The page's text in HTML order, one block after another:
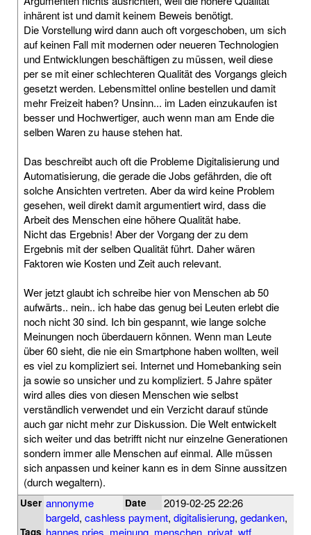
inhärent ist und damit keinem Beweis benötigt.
Die Vorstellung wird dann auch oft vorgeschoben, um sich
auf keinen Fall mit modernen oder neueren Technologien
und Entwicklungen beschäftigen zu müssen, weil diese
per se mit einer schlechteren Qualität des Vorgangs gleich
gesetzt werden. Lebensmittel online bestellen und damit
mehr Freizeit haben? Unsinn... im Laden einzukaufen ist
besser und Hochwertiger, auch wenn man am Ende die
selben Waren zu hause stehen hat.
Das beschreibt auch oft die Probleme Digitalisierung und
Automatisierung, die gerade die Jobs gefährden, die oft
solche Ansichten vertreten. Aber da wird keine Problem
gesehen, weil direkt damit argumentiert wird, dass die
Arbeit des Menschen eine höhere Qualität habe.
Nicht das Ergebnis! Aber der Vorgang der zu dem
Ergebnis mit der selben Qualität führt. Daher wären
Faktoren wie Kosten und Zeit auch relevant.
Wer jetzt glaubt ich schreibe hier von Menschen ab 50
aufwärts.. nein.. ich habe das genug bei Leuten erlebt die
noch nicht 30 sind. Ich bin gespannt, wie lange solche
Meinungen noch überdauern können. Wenn man Leute
über 60 sieht, die nie ein Smartphone haben wollten, weil
es viel zu kompliziert sei. Internet und Homebanking sein
ja sowie so unsicher und zu kompliziert. 5 Jahre später
wird alles dies von diesen Menschen wie selbst
verständlich verwendet und ein Verzicht darauf stünde
auch gar nicht mehr zur Diskussion. Die Welt entwickelt
sich weiter und das betrifft nicht nur einzelne Generationen
sondern immer alle Menschen auf einmal. Alle müssen
sich anpassen und keiner kann es in dem Sinne aussitzen
(durch wegaltern).
User annonyme Date 2019-02-25 22:26
Tags
bargeld, cashless payment, digitalisierung, gedanken,
hannes pries meinung menschen privat wtf